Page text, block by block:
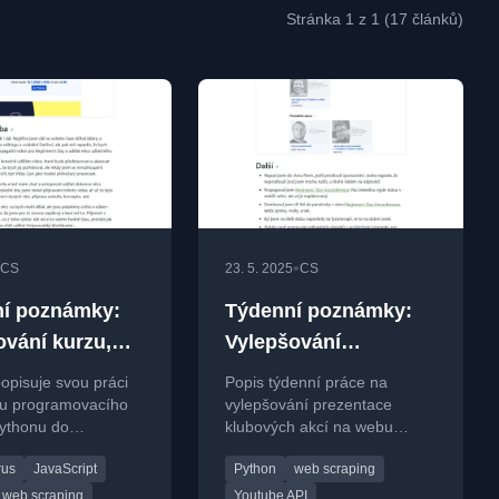
Stránka 1 z 1 (17 článků)
CS
poznámky:
kurzu,
na
a
svou práci
programovacího
do
EuroPython.
JavaScript
web scraping
23. 5. 2025•CS
Týdenní poznámky:
Vylepšování
prezentace klubových
akcí na webu
Popis týdenní práce na
vylepšování prezentace
klubových akcí na webu
YouTube API a vylepšení
kódu.
Python
web scraping
Youtube API